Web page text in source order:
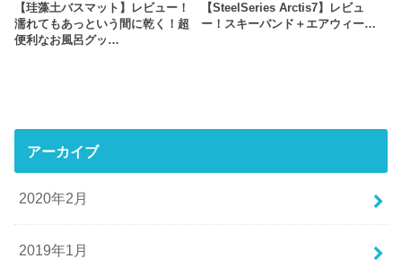
【珪藻土バスマット】レビュー！
濡れてもあっという間に乾く！超
便利なお風呂グッ…
【SteelSeries Arctis7】レビュ
ー！スキーバンド＋エアウィー…
アーカイブ
2020年2月
2019年1月